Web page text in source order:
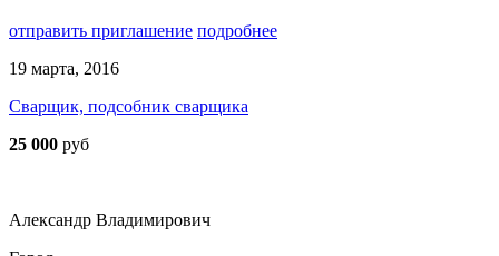
отправить приглашение подробнее
19 марта, 2016
Сварщик, подсобник сварщика
25 000 руб
Александр Владимирович